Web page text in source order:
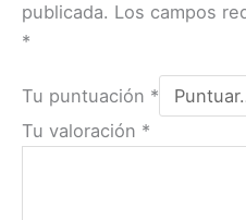
publicada. Los campos
*
Tu puntuación *
Tu valoración *